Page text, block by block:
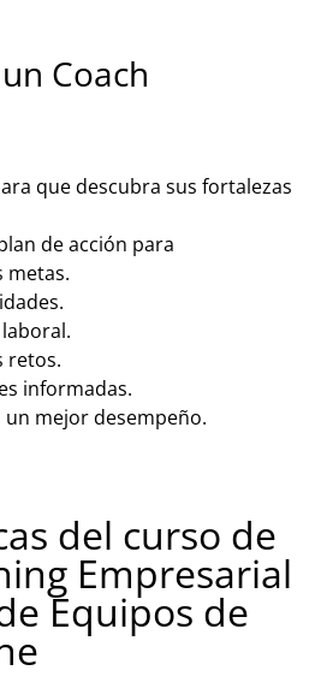
Coach
que descubra sus fortalezas
de acción para
metas.
retos.
informadas.
un mejor desempeño.
del curso de
Empresarial
Equipos de